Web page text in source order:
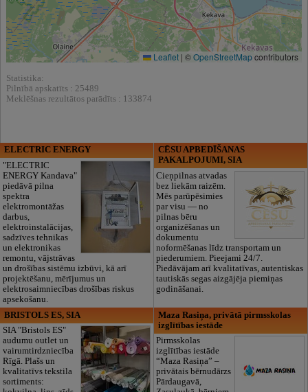
Leaflet | ©OpenStreetMapcontributors
Statistika:
Pilnībā apskatīts : 25489
Meklēšnas rezultātos parādīts : 133874
ELECTRIC ENERGY
"ELECTRIC
ENERGY Kandava"
piedāvā pilna
spektra
elektromontāžas
darbus,
elektroinstalācijas,
sadzīves tehnikas
un elektronikas
remontu, vājstrāvas
un drošības sistēmu izbūvi, kā arī
projektēšanu, mērījumus un
elektrosaimniecības drošības riskus
apsekošanu.
CĒSU APBEDĪŠANAS
PAKALPOJUMI, SIA
Cieņpilnas atvadas
bez liekām raizēm.
Mēs parūpēsimies
par visu — no
pilnas bēru
organizēšanas un
dokumentu
noformēšanas līdz transportam un
piederumiem. Pieejami 24/7.
Piedāvājam arī kvalitatīvas, autentiskas
tautiskās segas aizgājēja piemiņas
godināšanai.
BRISTOLS ES, SIA
SIA "Bristols ES"
audumu outlet un
vairumtirdzniecība
Rīgā. Plašs un
kvalitatīvs tekstila
sortiments:
Maza Rasiņa, privātā pirmsskolas
izglītības iestāde
Pirmsskolas
izglītības iestāde
“Maza Rasiņa” –
privātais bērnudārzs
Pārdaugavā,